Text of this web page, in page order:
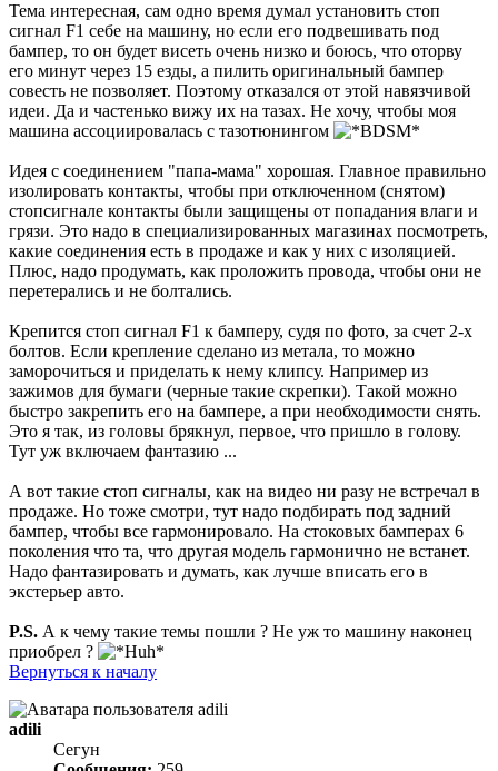
Тема интересная, сам одно время думал установить стоп
сигнал F1 себе на машину, но если его подвешивать под
бампер, то он будет висеть очень низко и боюсь, что оторву
его минут через 15 езды, а пилить оригинальный бампер
совесть не позволяет. Поэтому отказался от этой навязчивой
идеи. Да и частенько вижу их на тазах. Не хочу, чтобы моя
машина ассоциировалась с тазотюнингом
Идея с соединением "папа-мама" хорошая. Главное правильно
изолировать контакты, чтобы при отключенном (снятом)
стопсигнале контакты были защищены от попадания влаги и
грязи. Это надо в специализированных магазинах посмотреть,
какие соединения есть в продаже и как у них с изоляцией.
Плюс, надо продумать, как проложить провода, чтобы они не
перетерались и не болтались.
Крепится стоп сигнал F1 к бамперу, судя по фото, за счет 2-х
болтов. Если крепление сделано из метала, то можно
заморочиться и приделать к нему клипсу. Например из
зажимов для бумаги (черные такие скрепки). Такой можно
быстро закрепить его на бампере, а при необходимости снять.
Это я так, из головы брякнул, первое, что пришло в голову.
Тут уж включаем фантазию ...
А вот такие стоп сигналы, как на видео ни разу не встречал в
продаже. Но тоже смотри, тут надо подбирать под задний
бампер, чтобы все гармонировало. На стоковых бамперах 6
поколения что та, что другая модель гармонично не встанет.
Надо фантазировать и думать, как лучше вписать его в
экстерьер авто.
P.S. А к чему такие темы пошли ? Не уж то машину наконец
приобрел ?
Вернуться к началу
adili
Сегун